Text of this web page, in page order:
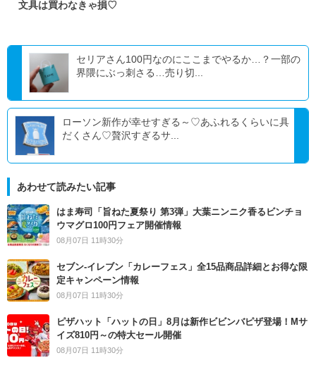
文具は買わなきゃ損♡
セリアさん100円なのにここまでやるか…？一部の
界隈にぶっ刺さる…売り切...
ローソン新作が幸せすぎる～♡あふれるくらいに具
だくさん♡贅沢すぎるサ...
あわせて読みたい記事
はま寿司「旨ねた夏祭り 第3弾」大葉ニンニク香るビンチョ
ウマグロ100円フェア開催情報
08月07日 11時30分
セブン‐イレブン「カレーフェス」全15品商品詳細とお得な限
定キャンペーン情報
08月07日 11時30分
ピザハット「ハットの日」8月は新作ビビンバピザ登場！Mサ
イズ810円～の特大セール開催
08月07日 11時30分